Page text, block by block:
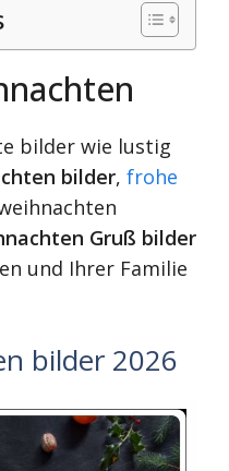
bilder wie lustig
bilder, frohe
Gruß bilder
und Ihrer Familie
bilder 2026